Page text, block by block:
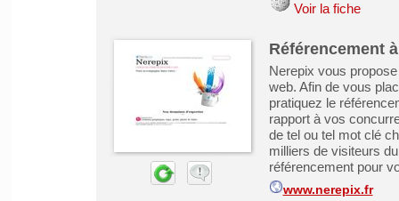
Voir la fiche
Référencement
Nerepix vous
web. Afin de vous
pratiquez le
rapport à vos
de tel ou tel mot clé
milliers de visiteurs
référencement pour
www.nerepix.fr